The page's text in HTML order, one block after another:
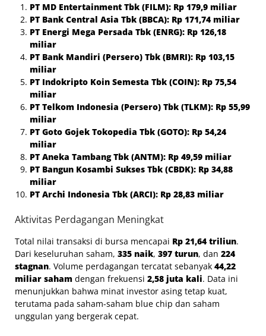
PT MD Entertainment Tbk (FILM): Rp 179,9 miliar
PT Bank Central Asia Tbk (BBCA): Rp 171,74 miliar
PT Energi Mega Persada Tbk (ENRG): Rp 126,18
miliar
PT Bank Mandiri (Persero) Tbk (BMRI): Rp 103,15
miliar
PT Indokripto Koin Semesta Tbk (COIN): Rp 75,54
miliar
PT Telkom Indonesia (Persero) Tbk (TLKM): Rp 55,99
miliar
PT Goto Gojek Tokopedia Tbk (GOTO): Rp 54,24
miliar
PT Aneka Tambang Tbk (ANTM): Rp 49,59 miliar
PT Bangun Kosambi Sukses Tbk (CBDK): Rp 34,88
miliar
PT Archi Indonesia Tbk (ARCI): Rp 28,83 miliar
Aktivitas Perdagangan Meningkat
Total nilai transaksi di bursa mencapai Rp 21,64 triliun.
Dari keseluruhan saham, 335 naik, 397 turun, dan 224
stagnan. Volume perdagangan tercatat sebanyak 44,22
miliar saham dengan frekuensi 2,58 juta kali. Data ini
menunjukkan bahwa minat investor asing tetap kuat,
terutama pada saham-saham blue chip dan saham
unggulan yang bergerak cepat.